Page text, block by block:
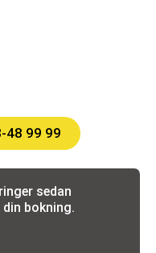
48 99 99
sedan
bokning.